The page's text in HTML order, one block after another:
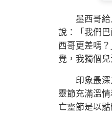
墨西哥給人
說：「我們
西哥更差嗎
覺，我獨個兒
印象最深之
靈節充滿溫
亡靈節是以